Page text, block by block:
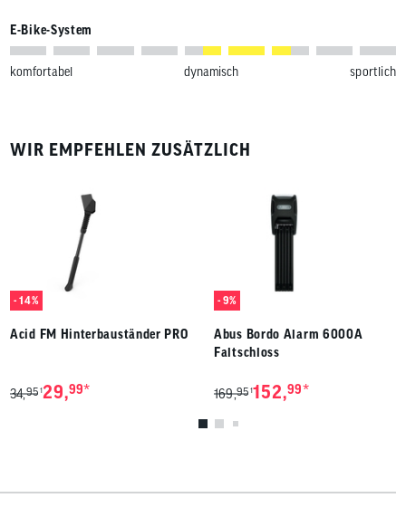
E-Bike-System
komfortabel dynamisch sportlich
WIR EMPFEHLEN ZUSÄTZLICH
- 14%
Acid FM Hinterbauständer PRO
34,95 129,99*
- 9%
Abus Bordo Alarm 6000A
Faltschloss
169,95 1152,99*